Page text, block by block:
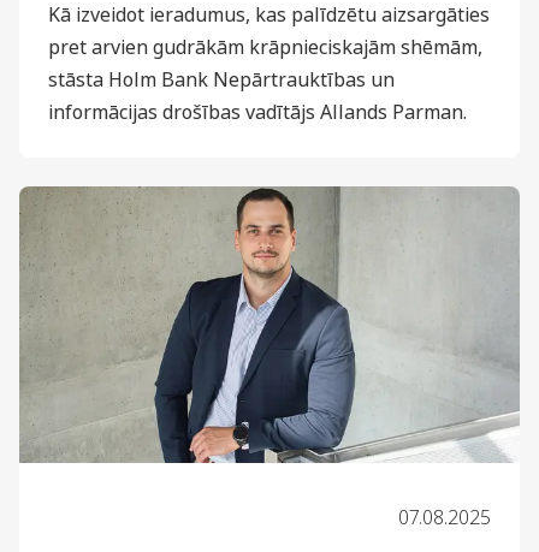
Kā izveidot ieradumus, kas palīdzētu aizsargāties
pret arvien gudrākām krāpnieciskajām shēmām,
stāsta Holm Bank Nepārtrauktības un
informācijas drošības vadītājs Allands Parman.
07.08.2025